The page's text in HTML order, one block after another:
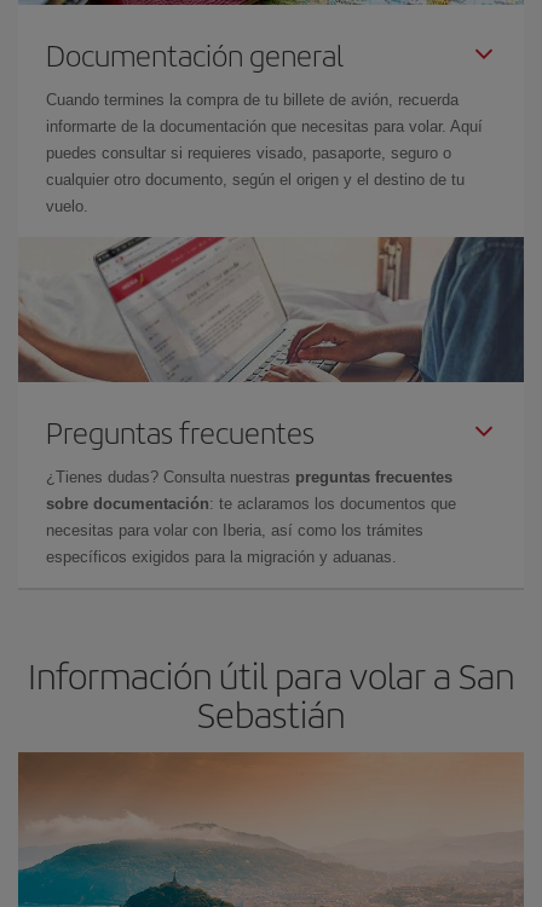
Documentación general
Cuando termines la compra de tu billete de avión, recuerda
informarte de la documentación que necesitas para volar. Aquí
puedes consultar si requieres visado, pasaporte, seguro o
cualquier otro documento, según el origen y el destino de tu
vuelo.
Preguntas frecuentes
¿Tienes dudas? Consulta nuestras preguntas frecuentes
sobre documentación: te aclaramos los documentos que
necesitas para volar con Iberia, así como los trámites
específicos exigidos para la migración y aduanas.
Información útil para volar a San
Sebastián